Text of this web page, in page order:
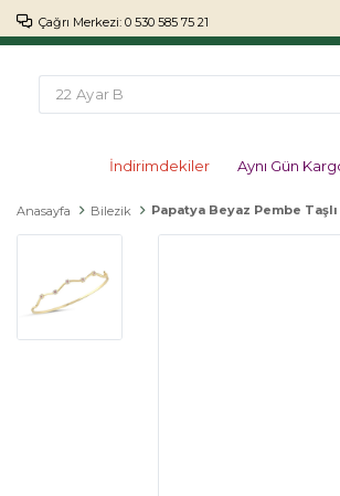
Çağrı Merkezi: 0 530 585 75 21
İndirimdekiler Aynı Gün
Anasayfa Bilezik Papatya Beyaz Pembe